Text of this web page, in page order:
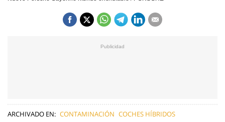
ARCHIVADO EN: CONTAMINACIÓN COCHES HÍBRIDOS